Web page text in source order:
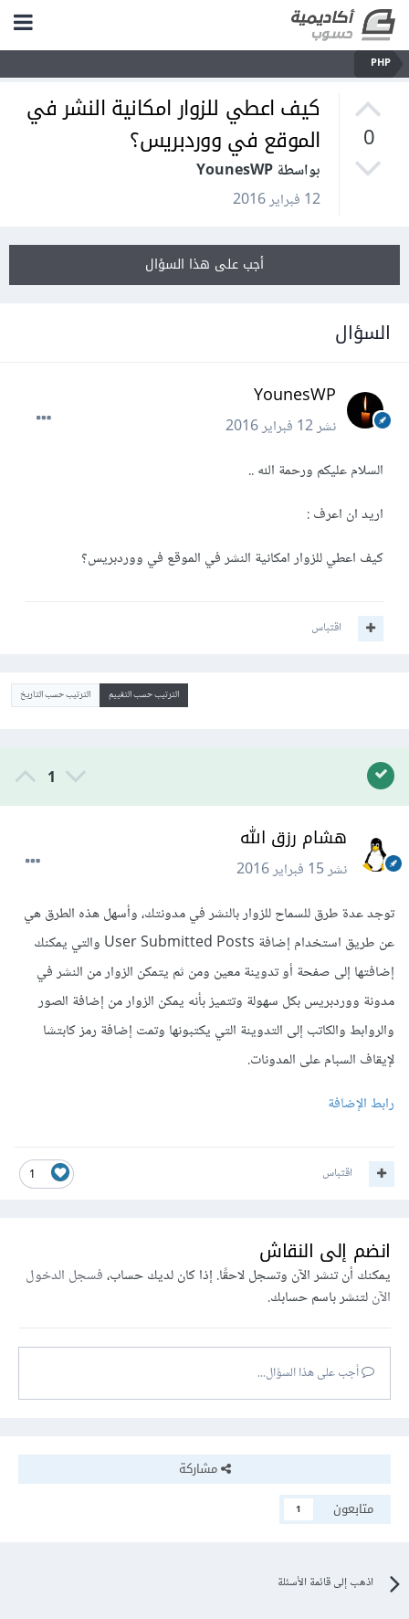
PHP
0
كيف اعطي للزوار امكانية النشر في
الموقع في ووردبريس؟
بواسطة YounesWP
12 فبراير 2016
أجب على هذا السؤال
السؤال
YounesWP
نشر12 فبراير 2016
السلام عليكم ورحمة الله ..
اريد ان اعرف :
كيف اعطي للزوار امكانية النشر في الموقع في ووردبريس؟
اقتباس
الترتيب حسب التقييم الترتيب حسب التاريخ
1
هشام رزق الله
نشر15 فبراير 2016
توجد عدة طرق للسماح للزوار بالنشر في مدونتك، وأسهل هذه الطرق هي
عن طريق استخدام إضافة User Submitted Posts والتي يمكنك
إضافتها إلى صفحة أو تدوينة معين ومن ثم يتمكن الزوار من النشر في
مدونة ووردبريس بكل سهولة وتتميز بأنه يمكن الزوار من إضافة الصور
والروابط والكاتب إلى التدوينة التي يكتبونها وتمت إضافة رمز كابتشا
لإيقاف السبام على المدونات.
رابط الإضافة
1 اقتباس
انضم إلى النقاش
يمكنك أن تنشر الآن وتسجل لاحقًا. إذا كان لديك حساب،فسجل الدخول
الآنلتنشر باسم حسابك.
أجب على هذا السؤال...
مشاركة
متابعون
1
اذهب إلى قائمة الأسئلة